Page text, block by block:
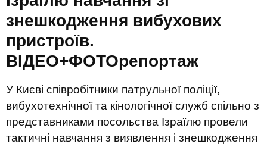
знешкодження вибухових
пристроїв.
ВІДЕО+ФОТОрепортаж
У Києві співробітники патрульної поліції,
вибухотехнічної та кінологічної служб спільно з
представниками посольства Ізраїлю провели
тактичні навчання з виявлення і знешкодження